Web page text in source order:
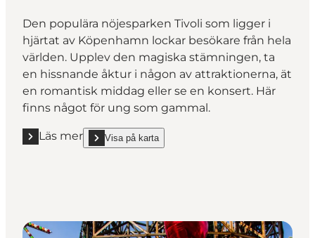
Den populära nöjesparken Tivoli som ligger i
hjärtat av Köpenhamn lockar besökare från hela
världen. Upplev den magiska stämningen, ta
en hissnande åktur i någon av attraktionerna, ät
en romantisk middag eller se en konsert. Här
finns något för ung som gammal.
Läs mer
Läs mer "Tivoli"Visa på karta
show Tivoli on_map